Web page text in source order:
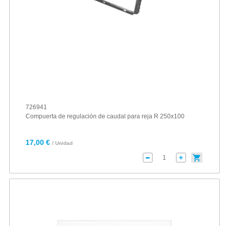
726941
Compuerta de regulación de caudal para reja R 250x100
17,00 € / Unidad